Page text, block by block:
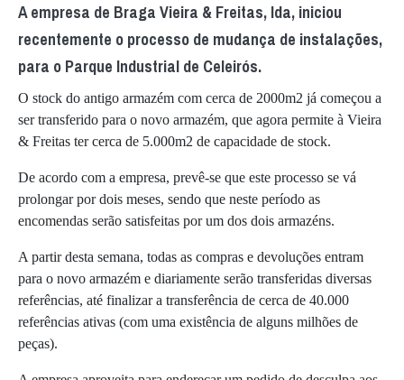
A empresa de Braga Vieira & Freitas, lda, iniciou
recentemente o processo de mudança de instalações,
para o Parque Industrial de Celeirós.
O stock do antigo armazém com cerca de 2000m2 já começou a
ser transferido para o novo armazém, que agora permite à Vieira
& Freitas ter cerca de 5.000m2 de capacidade de stock.
De acordo com a empresa, prevê-se que este processo se vá
prolongar por dois meses, sendo que neste período as
encomendas serão satisfeitas por um dos dois armazéns.
A partir desta semana, todas as compras e devoluções entram
para o novo armazém e diariamente serão transferidas diversas
referências, até finalizar a transferência de cerca de 40.000
referências ativas (com uma existência de alguns milhões de
peças).